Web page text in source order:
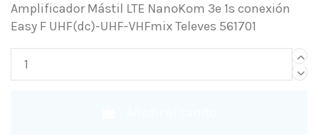
Amplificador Mástil LTE NanoKom 3e 1s conexión
Easy F UHF(dc)-UHF-VHFmix Televes 561701